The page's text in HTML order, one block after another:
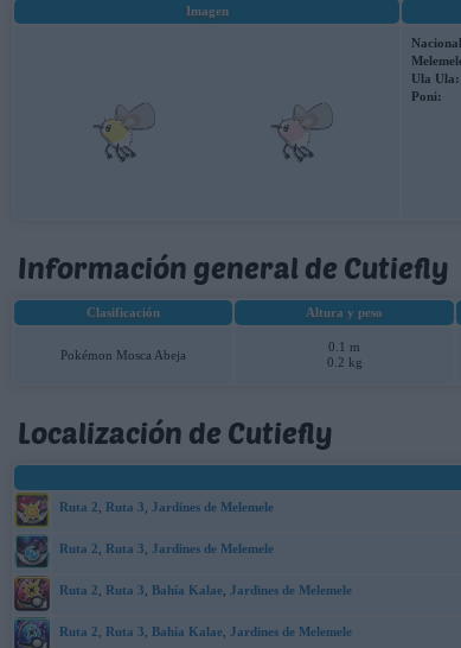
Imagen
Ula Ula:
Poni:
Información general de Cutiefly
Clasificación Altura y peso
Pokémon Mosca Abeja
0.1 m
0.2 kg
Localización de Cutiefly
Ruta 2 Ruta 3 Jardines de Melemele
Ruta 2 Ruta 3 Jardines de Melemele
Ruta 2 Ruta 3 Bahía Kalae Jardines de Melemele
Ruta 2 Ruta 3 Bahía Kalae Jardines de Melemele